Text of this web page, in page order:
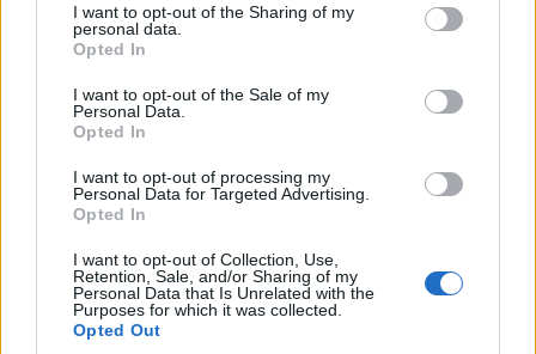
I want to opt-out of the Sharing of my
personal data.
Opted In
I want to opt-out of the Sale of my
Personal Data.
Opted In
I want to opt-out of processing my
Personal Data for Targeted Advertising.
Opted In
I want to opt-out of Collection, Use,
Retention, Sale, and/or Sharing of my
Personal Data that Is Unrelated with the
Purposes for which it was collected.
Opted Out
Rolex e altri orologi di lusso che, però, non
venivano sottratti dal mercato ma al tempo
simularne l'acquisto.
Il danno più grave può ricadere sul piano
disciplinare, perché può attivare la giustizia
degli atti da parte della Procura della
Federcalcio.Tra i giocatori protagonisti di
questo secondo filone sarebbero spuntati